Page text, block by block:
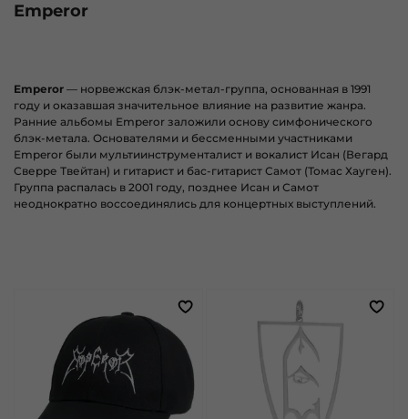
Emperor
Emperor — норвежская блэк-метал-группа, основанная в 1991
году и оказавшая значительное влияние на развитие жанра.
Ранние альбомы Emperor заложили основу симфонического
блэк-метала. Основателями и бессменными участниками
Emperor были мультиинструменталист и вокалист Исан (Вегард
Сверре Твейтан) и гитарист и бас-гитарист Самот (Томас Хауген).
Группа распалась в 2001 году, позднее Исан и Самот
неоднократно воссоединялись для концертных выступлений.